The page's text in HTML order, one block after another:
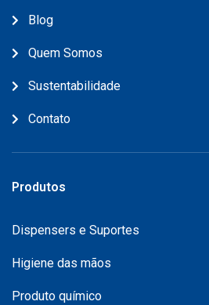
Blog
Quem Somos
Sustentabilidade
Contato
Produtos
Dispensers e Suportes
Higiene das mãos
Produto químico